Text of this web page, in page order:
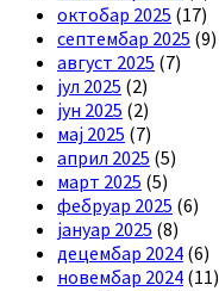
октобар 2025 (17)
септембар 2025 (9)
август 2025 (7)
јул 2025 (2)
јун 2025 (2)
мај 2025 (7)
април 2025 (5)
март 2025 (5)
фебруар 2025 (6)
јануар 2025 (8)
децембар 2024 (6)
новембар 2024 (11)